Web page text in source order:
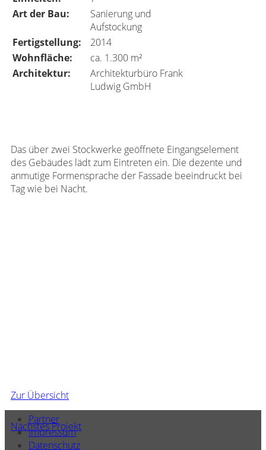
Art der Bau:
Sanie­rung und
Aufstockung
Fertig­stel­lung:
2014
Wohn­fläche:
ca. 1.300 m²
Archi­tektur:
Archi­tek­tur­büro Frank
Ludwig GmbH
Das über zwei Stock­werke geöff­nete Eingangs­ele­ment
des Gebäudes lädt zum Eintreten ein. Die dezente und
anmu­tige Formen­sprache der Fassade beein­druckt bei
Tag wie bei Nacht.
Zur Über­sicht
Nächstes Projekt
Partner
Impressum
Datenschutz